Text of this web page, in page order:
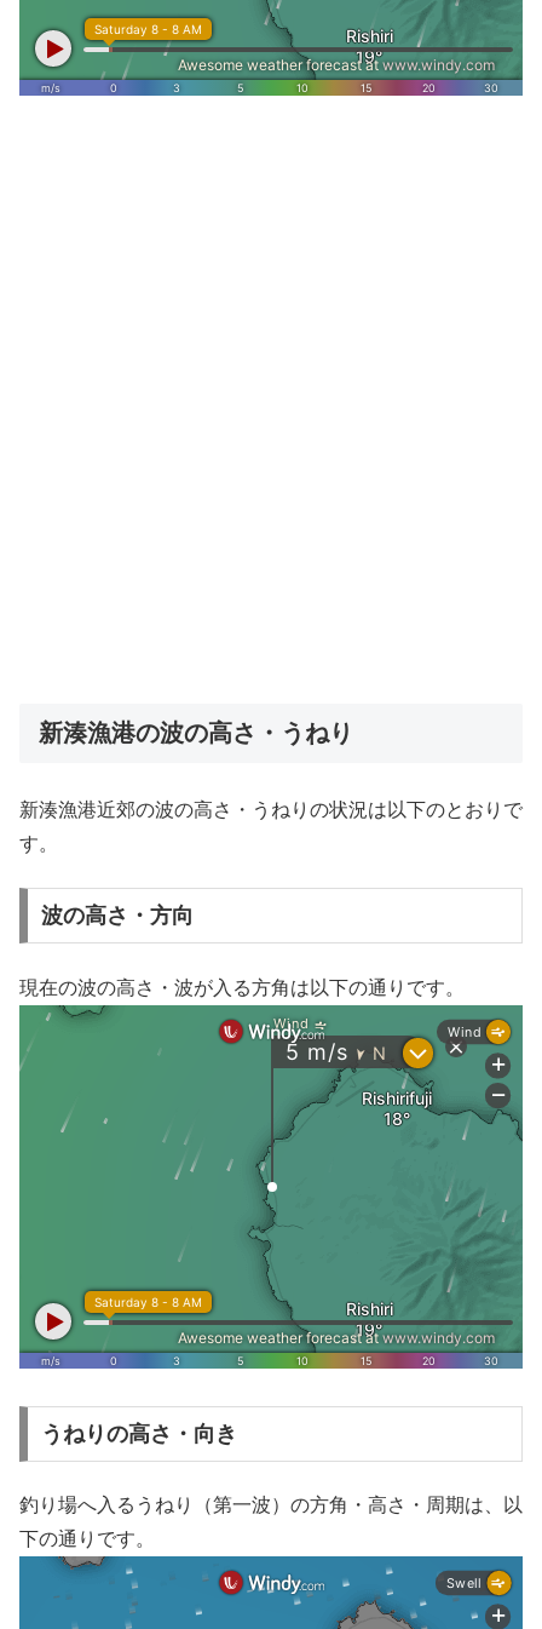
新湊漁港の波の高さ・うねり
新湊漁港近郊の波の高さ・うねりの状況は以下のとおりで
す。
波の高さ・方向
現在の波の高さ・波が入る方角は以下の通りです。
うねりの高さ・向き
釣り場へ入るうねり（第一波）の方角・高さ・周期は、以
下の通りです。